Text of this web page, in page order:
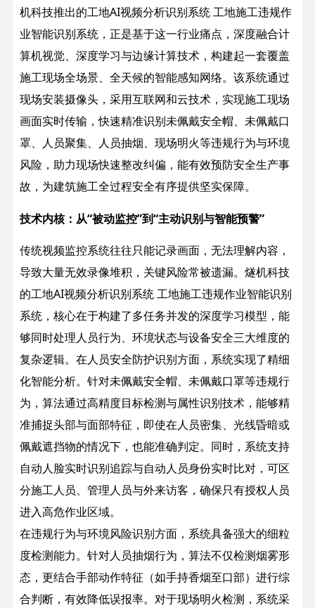
机科技推出的工地AI视频分析识别系统 工地施工违规作
业智能识别系统，正是基于这一行业痛点，深度融合计
算机视觉、深度学习与边缘计算技术，构建起一套覆盖
施工现场全场景、全天候的智能感知网络。该系统通过
现场安装摄像头，采用互联网和云技术，实现施工现场
画面实时传输，快速精准识别未佩戴安全帽、未佩戴口
罩、人员聚集、人员抽烟、现场明火等违规行为与环境
风险，助力现场快速整改纠偏，能有效预防安全生产事
故，为建筑施工全过程安全有序提供坚实保障。
技术内核：从“被动监控”到“主动识别与智能预警”
传统视频监控系统往往只能记录画面，无法理解内容，
导致大量无效录像堆积，关键风险常被遗漏。燧机科技
的工地AI视频分析识别系统 工地施工违规作业智能识别
系统，核心在于构建了多任务并发的深度学习模型，能
够同时处理人员行为、环境状态与设备安全三大维度的
复杂逻辑。 在人员安全防护识别方面，系统实现了精细
化智能分析。针对未佩戴安全帽、未佩戴口罩等违规行
为，算法通过高精度目标检测与属性识别技术，能够精
准捕捉头部与面部特征，即使在人员密集、光线昏暗或
佩戴遮挡物的情况下，也能准确判定。同时，系统支持
自动人脸实时识别追踪与自动人员身份实时比对，可区
分施工人员、管理人员与外来访客，确保只有授权人员
进入高危作业区域。
在违规行为与环境风险识别方面，系统具备强大的细粒
度检测能力。针对人员抽烟行为，算法不仅检测烟雾形
态，更结合手部动作特征（如手持香烟至口部）进行综
合判断，有效降低误报率。对于现场明火检测，系统采